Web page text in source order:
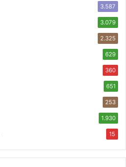
3.587
3.079
2.325
629
360
651
253
1.930
15